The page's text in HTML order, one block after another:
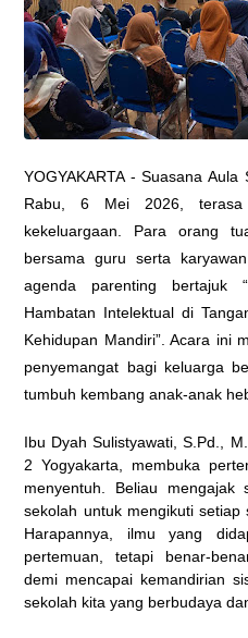
YOGYAKARTA - Suasana
Rabu, 6 Mei 2026,
kekeluargaan. Para orang
bersama guru serta
agenda parenting bertajuk
Hambatan Intelektual di
Kehidupan Mandiri”. Acara ini
penyemangat bagi keluarga
tumbuh kembang anak-anak
Ibu Dyah Sulistyawati, S.Pd.,
2 Yogyakarta, membuka
menyentuh. Beliau
sekolah untuk mengikuti
Harapannya, ilmu yang
pertemuan, tetapi benar-
demi mencapai kemandirian
sekolah kita yang berbudaya